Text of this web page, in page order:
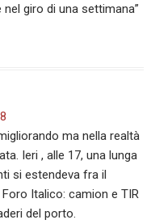
giro di una settimana”
ma nella realtà
Ieri , alle 17, una lunga
si estendeva fra il
Italico: camion e TIR
del porto.